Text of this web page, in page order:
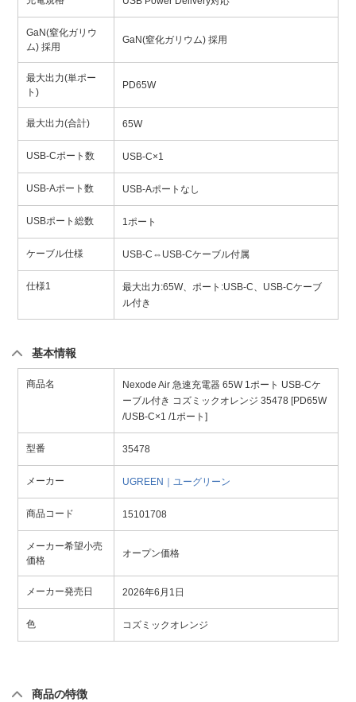
GaN(窒化ガリウ
ム) 採用
GaN(窒化ガリウム) 採用
最大出力(単ポー
ト)
PD65W
最大出力(合計) 65W
USB-Cポート数 USB-C×1
USB-Aポート数 USB-Aポートなし
USBポート総数 1ポート
ケーブル仕様 USB-C⇔USB-Cケーブル付属
仕様1
最大出力:65W、ポート:USB-C、USB-Cケーブ
ル付き
基本情報
商品名
Nexode Air 急速充電器 65W 1ポート USB-Cケ
ーブル付き コズミックオレンジ 35478 [PD65W
/USB-C×1 /1ポート]
型番 35478
メーカー UGREEN｜ユーグリーン
商品コード 15101708
メーカー希望小売
価格
オープン価格
メーカー発売日 2026年6月1日
色 コズミックオレンジ
商品の特徴